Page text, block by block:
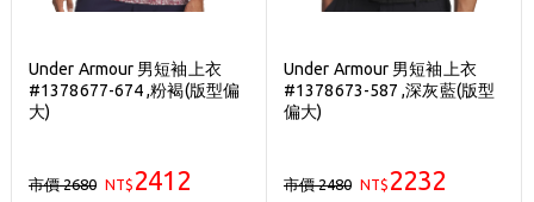
Under Armour 男短袖上衣
#1378677-674 ,粉褐(版型偏
大)
市價 2680 NT$ 2412
Under Armour 男短袖上衣
#1378673-587 ,深灰藍(版型
偏大)
市價 2480 NT$ 2232